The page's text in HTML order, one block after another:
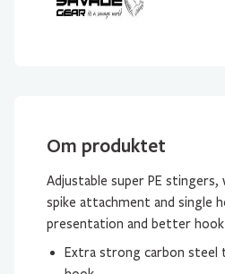
Om produktet
Adjustable super PE
spike attachment and single
presentation and better
Extra strong carbon steel